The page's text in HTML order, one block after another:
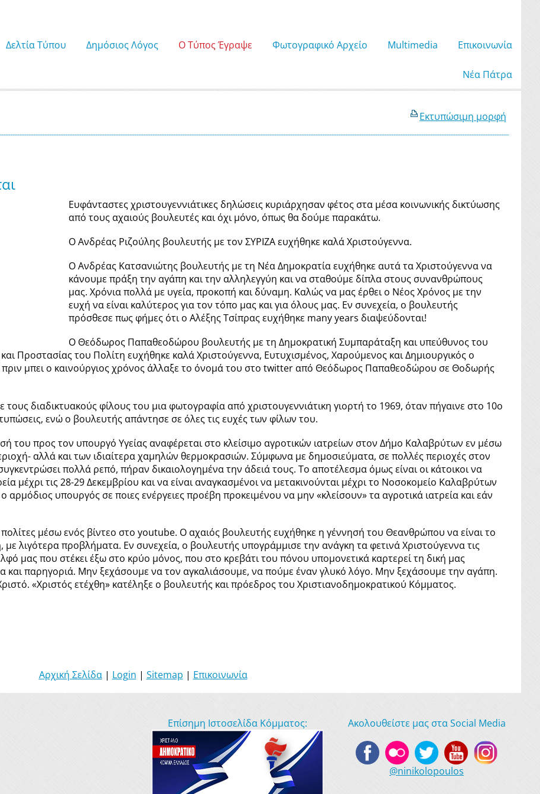
Δελτία Τύπου Δημόσιος Λόγος Ο Τύπος Έγραψε Φωτογραφικό Αρχείο Μultimedia Επικοινωνία
Νέα Πάτρα
Εκτυπώσιμη μορφή
Ευφάνταστες χριστουγεννιάτικες δηλώσεις κυριάρχησαν φέτος στα μέσα κοινωνικής δικτύωσης
από τους αχαιούς βουλευτές και όχι μόνο, όπως θα δούμε παρακάτω.
Ο Ανδρέας Ριζούλης βουλευτής με τον ΣΥΡΙΖΑ ευχήθηκε καλά Χριστούγεννα.
Ο Ανδρέας Κατσανιώτης βουλευτής με τη Νέα Δημοκρατία ευχήθηκε αυτά τα Χριστούγεννα να
κάνουμε πράξη την αγάπη και την αλληλεγγύη και να σταθούμε δίπλα στους συνανθρώπους
μας. Χρόνια πολλά με υγεία, προκοπή και δύναμη. Καλώς να μας έρθει ο Νέος Χρόνος με την
ευχή να είναι καλύτερος για τον τόπο μας και για όλους μας. Εν συνεχεία, ο βουλευτής
πρόσθεσε πως φήμες ότι ο Αλέξης Τσίπρας ευχήθηκε many years διαψεύδονται!
Ο Θεόδωρος Παπαθεοδώρου βουλευτής με τη Δημοκρατική Συμπαράταξη και υπεύθυνος του
Προστασίας του Πολίτη ευχήθηκε καλά Χριστούγεννα, Ευτυχισμένος, Χαρούμενος και Δημιουργικός ο
πριν μπει ο καινούργιος χρόνος άλλαξε το όνομά του στο twitter από Θεόδωρος Παπαθεοδώρου σε Θοδωρής
διαδικτυακούς φίλους του μια φωτογραφία από χριστουγεννιάτικη γιορτή το 1969, όταν πήγαινε στο 10ο
ενώ ο βουλευτής απάντησε σε όλες τις ευχές των φίλων του.
του προς τον υπουργό Υγείας αναφέρεται στο κλείσιμο αγροτικών ιατρείων στον Δήμο Καλαβρύτων εν μέσω
αλλά και των ιδιαίτερα χαμηλών θερμοκρασιών. Σύμφωνα με δημοσιεύματα, σε πολλές περιοχές στον
πολλά ρεπό, πήραν δικαιολογημένα την άδειά τους. Το αποτέλεσμα όμως είναι οι κάτοικοι να
μέχρι τις 28-29 Δεκεμβρίου και να είναι αναγκασμένοι να μετακινούνται μέχρι το Νοσοκομείο Καλαβρύτων
υπουργός σε ποιες ενέργειες προέβη προκειμένου να μην «κλείσουν» τα αγροτικά ιατρεία και εάν
μέσω ενός βίντεο στο youtube. Ο αχαιός βουλευτής ευχήθηκε η γέννησή του Θεανθρώπου να είναι το
λιγότερα προβλήματα. Εν συνεχεία, ο βουλευτής υπογράμμισε την ανάγκη τα φετινά Χριστούγεννα τις
μας που στέκει έξω στο κρύο μόνος, που στο κρεβάτι του πόνου υπομονετικά καρτερεί τη δική μας
και παρηγοριά. Μην ξεχάσουμε να τον αγκαλιάσουμε, να πούμε έναν γλυκό λόγο. Μην ξεχάσουμε την αγάπη.
«Χριστός ετέχθη» κατέληξε ο βουλευτής και πρόεδρος του Χριστιανοδημοκρατικού Κόμματος.
Αρχική Σελίδα| Login | Sitemap | Επικοινωνία
Επίσημη Ιστοσελίδα Κόμματος: Ακολουθείστε μας στα Social Media
@ninikolopoulos